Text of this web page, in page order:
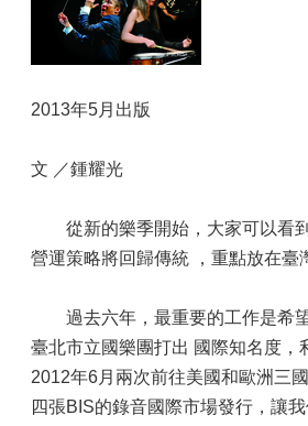
2013年5月出版
文 ／鍾耀光
從新的樂季開始，大家可以看
營運策略將回歸傳統 ，重點放在臺
過去六年，最重要的工作是希
臺北市立國樂團打出 國際知名度，
2012年6月兩次前往美國和歐洲三
四張BIS的錄音國際市場發行，讓